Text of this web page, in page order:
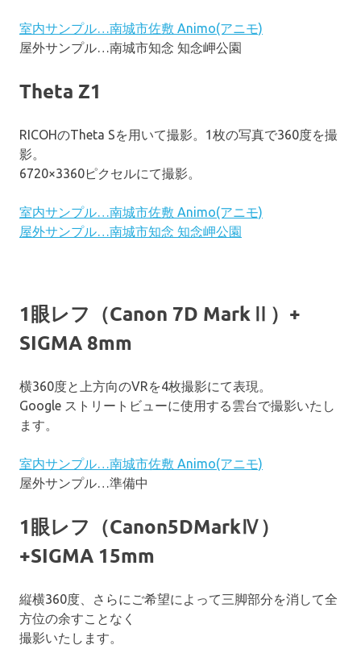
室内サンプル…南城市佐敷 Animo(アニモ)
屋外サンプル…南城市知念 知念岬公園
Theta Z1
RICOHのTheta Sを用いて撮影。1枚の写真で360度を撮
影。
6720×3360ピクセルにて撮影。
室内サンプル…南城市佐敷 Animo(アニモ)
屋外サンプル…南城市知念 知念岬公園
1眼レフ（Canon 7D MarkⅡ）+
SIGMA 8mm
横360度と上方向のVRを4枚撮影にて表現。
Google ストリートビューに使用する雲台で撮影いたし
ます。
室内サンプル…南城市佐敷 Animo(アニモ)
屋外サンプル…準備中
1眼レフ（Canon5DMarkⅣ）
+SIGMA 15mm
縦横360度、さらにご希望によって三脚部分を消して全
方位の余すことなく
撮影いたします。